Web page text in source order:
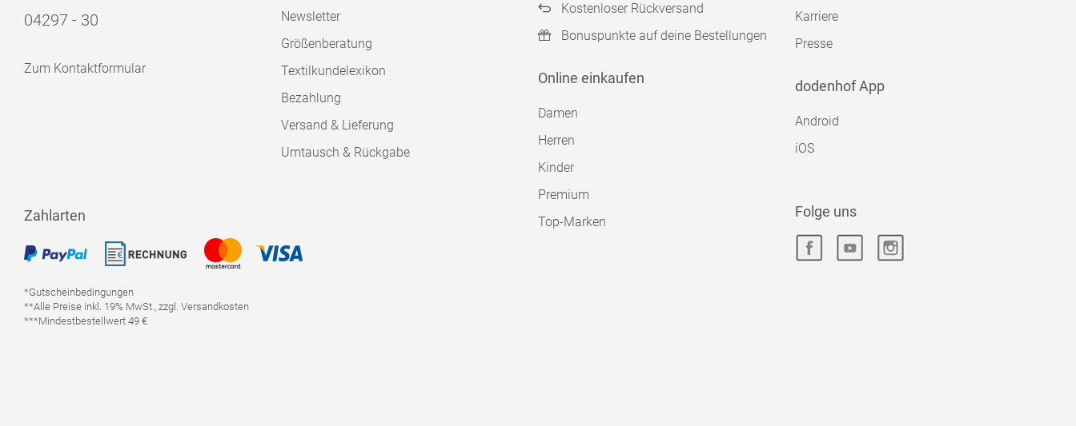
04297 - 30
Zum Kontaktformular
Newsletter
Größenberatung
Textilkundelexikon
Bezahlung
Versand & Lieferung
Umtausch & Rückgabe
Kostenloser Rückversand
Bonuspunkte auf deine Bestellungen
Online einkaufen
Damen
Herren
Kinder
Premium
Top-Marken
Karriere
Presse
dodenhof App
Android
iOS
Zahlarten
*Gutscheinbedingungen
**Alle Preise inkl. 19% MwSt., zzgl. Versandkosten
***Mindestbestellwert 49 €
Folge uns